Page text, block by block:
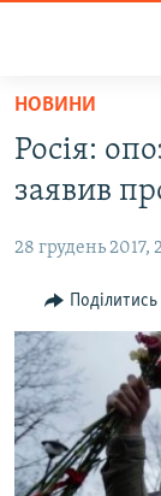
Перейти
основного
матеріалу
до
навігації
Перейти
до
пошуку
ВІДЕО ТА ФОТО
ПОЛІТИКА
БЛОГИ
ПОГЛЯД
ІНТЕРВ'Ю
ВСЕ ЗА ДЕНЬ
СПЕЦПРОЕКТИ
НОВИНИ
Росія:
заявив
28 грудень 2017,
Поділитись